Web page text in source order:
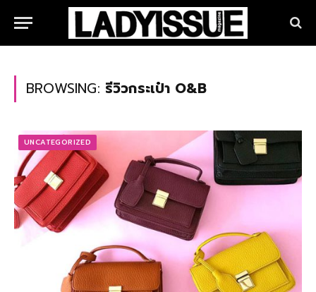
BROWSING: รีวิวกระเป๋า O&B
UNCATEGORIZED